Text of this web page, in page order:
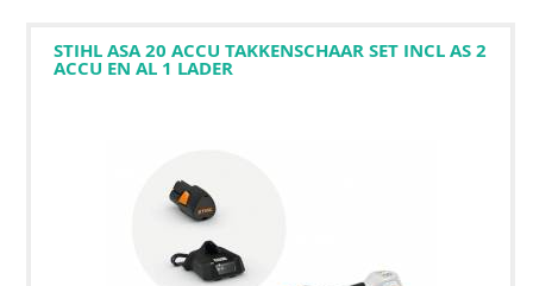
STIHL ASA 20 ACCU TAKKENSCHAAR SET INCL AS 2
ACCU EN AL 1 LADER